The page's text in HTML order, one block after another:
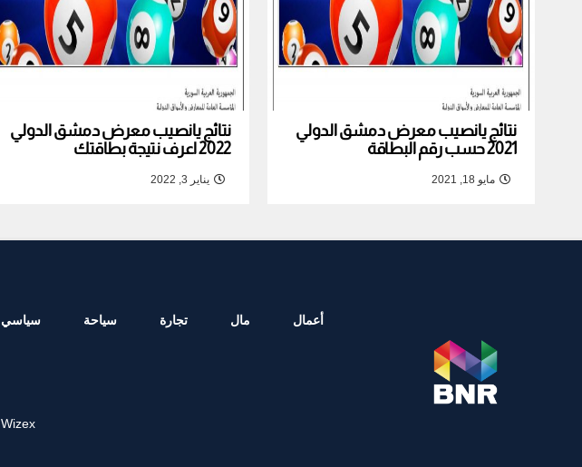
نتائج يانصيب معرض دمشق الدولي
2021 حسب رقم البطاقة
مايو 18, 2021
نتائج يانصيب معرض دمشق الدولي
2022 اعرف نتيجة بطاقتك
يناير 3, 2022
أعمال مال تجارة سياحة سياسي
Wizex